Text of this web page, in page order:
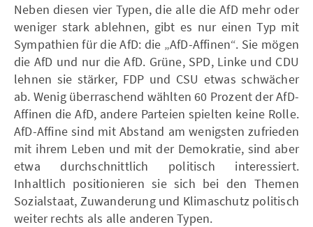
Neben diesen vier Typen, die alle die AfD mehr oder
weniger stark ablehnen, gibt es nur einen Typ mit
Sympathien für die AfD: die „AfD-Affinen“. Sie mögen
die AfD und nur die AfD. Grüne, SPD, Linke und CDU
lehnen sie stärker, FDP und CSU etwas schwächer
ab. Wenig überraschend wählten 60 Prozent der AfD-
Affinen die AfD, andere Parteien spielten keine Rolle.
AfD-Affine sind mit Abstand am wenigsten zufrieden
mit ihrem Leben und mit der Demokratie, sind aber
etwa durchschnittlich politisch interessiert.
Inhaltlich positionieren sie sich bei den Themen
Sozialstaat, Zuwanderung und Klimaschutz politisch
weiter rechts als alle anderen Typen.